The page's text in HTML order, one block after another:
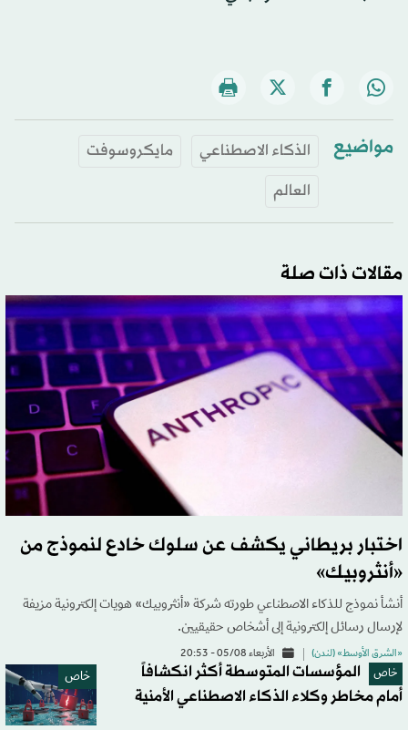
مواضيع الذكاء الاصطناعي
مايكروسوفت
العالم
مقالات ذات صلة
اختبار بريطاني يكشف عن سلوك خادع لنموذج من
«أنثروبيك»
أنشأ نموذج للذكاء الاصطناعي طورته شركة «أنثروبيك» هويات إلكترونية مزيفة
لإرسال رسائل إلكترونية إلى أشخاص حقيقيين.
«الشرق الأوسط» (لندن) الأربعاء 05/08 - 20:53
خاص خاص
المؤسسات المتوسطة أكثر انكشافاً
أمام مخاطر وكلاء الذكاء الاصطناعي الأمنية